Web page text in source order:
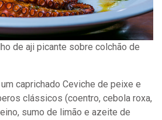
de aji picante sobre colchão de
caprichado Ceviche de peixe e
clássicos (coentro, cebola roxa,
sumo de limão e azeite de